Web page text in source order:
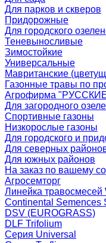
Для парков и скверов
Придорожные
Для городского
Теневыносливые
Зимостойкие
Универсальные
Мавританские
Газонные травы по
Агрофирма
Для загородного
Спортивные газоны
Низкорослые газоны
Для городского и
Для северных
Для южных районов
На заказ по вашему
Агросемторг
Линейка травосмесей
Continental Semences
DSV (EUROGRASS)
DLF Trifolium
Серия Universal